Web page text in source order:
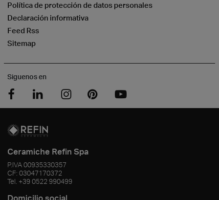
Política de protección de datos personales
Declaración informativa
Feed Rss
Sitemap
Siguenos en
Ceramiche Refin Spa
P.IVA00935330357
CF: 03047170372
Tel. +39 0522 990499
Domicilio social